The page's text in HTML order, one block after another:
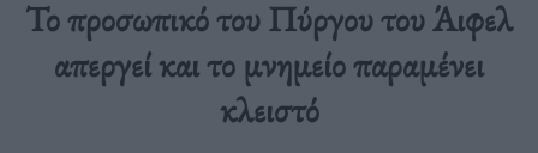
Το προσωπικό του Πύργου του Άιφελ
απεργεί και το μνημείο παραμένει
κλειστό